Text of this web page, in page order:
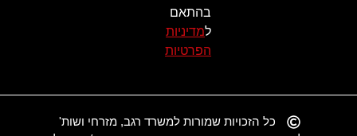
בהתאם
למדיניות
הפרטיות
כל הזכויות שמורות למשרד רגב, מזרחי ושות'